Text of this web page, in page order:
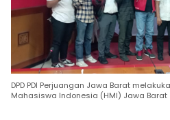
DPD PDI Perjuangan Jawa Barat
Mahasiswa Indonesia (HMI) Jawa Barat